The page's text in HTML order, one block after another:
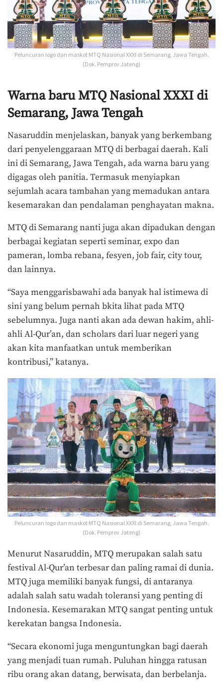
Peluncuran logo dan maskot MTQ Nasional XXXI di Semarang, Jawa Tengah.
(Dok. Pemprov Jateng)
Warna baru MTQ Nasional XXXI di
Semarang, Jawa Tengah
Nasaruddin menjelaskan, banyak yang berkembang
dari penyelenggaraan MTQ di berbagai daerah. Kali
ini di Semarang, Jawa Tengah, ada warna baru yang
digagas oleh panitia. Termasuk menyiapkan
sejumlah acara tambahan yang memadukan antara
kesemarakan dan pendalaman penghayatan makna.
MTQ di Semarang nanti juga akan dipadukan dengan
berbagai kegiatan seperti seminar, expo dan
pameran, lomba rebana, fesyen, job fair, city tour,
dan lainnya.
“Saya menggarisbawahi ada banyak hal istimewa di
sini yang belum pernah bkita lihat pada MTQ
sebelumnya. Juga nanti akan ada dewan hakim, ahli-
ahli Al-Qur’an, dan scholars dari luar negeri yang
akan kita manfaatkan untuk memberikan
kontribusi,” katanya.
Peluncuran logo dan maskot MTQ Nasional XXXI di Semarang, Jawa Tengah.
(Dok. Pemprov Jateng)
Menurut Nasaruddin, MTQ merupakan salah satu
festival Al-Qur’an terbesar dan paling ramai di dunia.
MTQ juga memiliki banyak fungsi, di antaranya
adalah salah satu wadah toleransi yang penting di
Indonesia. Kesemarakan MTQ sangat penting untuk
kerekatan bangsa Indonesia.
“Secara ekonomi juga menguntungkan bagi daerah
yang menjadi tuan rumah. Puluhan hingga ratusan
ribu orang akan datang, berwisata, dan berbelanja.